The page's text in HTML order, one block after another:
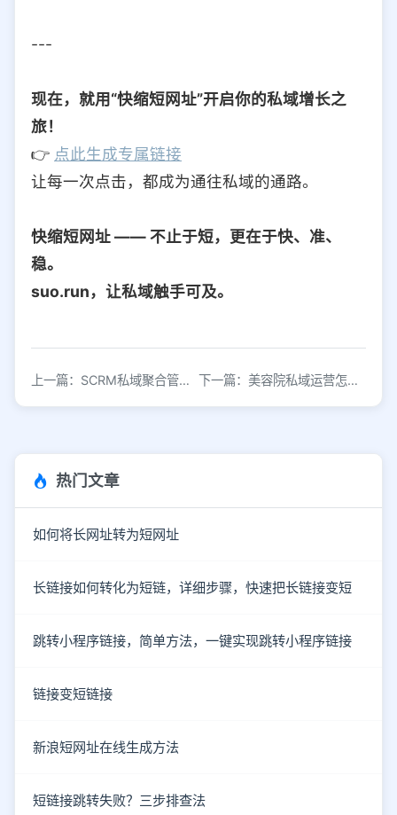
---
现在，就用“快缩短网址”开启你的私域增长之
旅！
👉 点此生成专属链接
让每一次点击，都成为通往私域的通路。
快缩短网址 —— 不止于短，更在于快、准、
稳。
suo.run，让私域触手可及。
上一篇：SCRM私域聚合管理平台实现高效引流与精准获客 下一篇：美容院私域运营怎么做？常用工具有哪些？
热门文章
如何将长网址转为短网址
长链接如何转化为短链，详细步骤，快速把长链接变短
跳转小程序链接，简单方法，一键实现跳转小程序链接
链接变短链接
新浪短网址在线生成方法
短链接跳转失败？三步排查法